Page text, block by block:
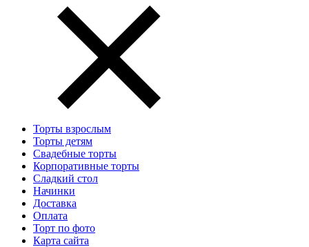
Торты взрослым
Торты детям
Свадебные торты
Корпоративные торты
Сладкий стол
Начинки
Доставка
Оплата
Торт по фото
Карта сайта